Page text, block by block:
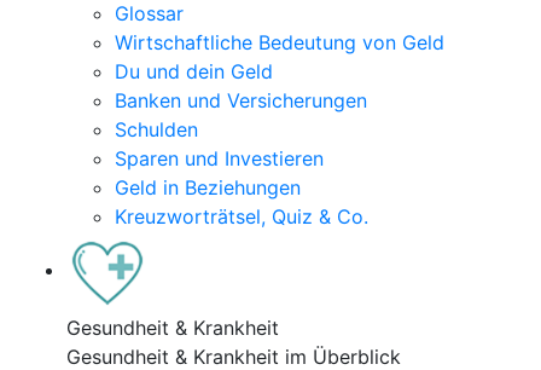
Glossar
Wirtschaftliche Bedeutung von Geld
Du und dein Geld
Banken und Versicherungen
Schulden
Sparen und Investieren
Geld in Beziehungen
Kreuzworträtsel, Quiz & Co.
Gesundheit & Krankheit
Gesundheit & Krankheit im Überblick